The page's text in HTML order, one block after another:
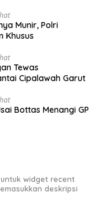
Munir, Polri
Khusus
Tewas
Cipalawah Garut
Bottas Menangi GP
widget recent
deskripsi